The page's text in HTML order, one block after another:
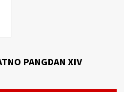
PANGDAN XIV